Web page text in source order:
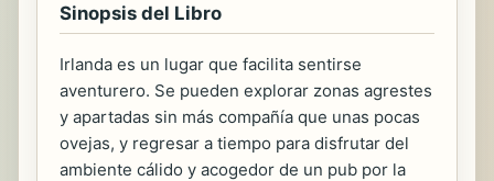
Sinopsis del Libro
Irlanda es un lugar que facilita sentirse
aventurero. Se pueden explorar zonas agrestes
y apartadas sin más compañía que unas pocas
ovejas, y regresar a tiempo para disfrutar del
ambiente cálido y acogedor de un pub por la